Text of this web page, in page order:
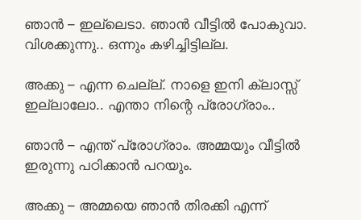
ഞാൻ – ഇല്ലെടാ. ഞാൻ വീട്ടിൽ പോകുവാ.
വിശക്കുന്നു.. ഒന്നും കഴിച്ചിട്ടില്ല.
അക്കു – എന്ന ചെല്ല്. നാളെ ഇനി ക്ലാസ്സ്‌
ഇല്ലാലോ.. എന്താ നിന്റെ പ്രോഗ്രാം..
ഞാൻ – എന്ത് പ്രോഗ്രാം. അമ്മയും വീട്ടിൽ
ഇരുന്നു പഠിക്കാൻ പറയും.
അക്കു – അമ്മയെ ഞാൻ തിരക്കി എന്ന്